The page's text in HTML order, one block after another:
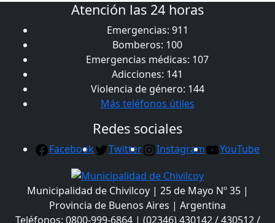
Atención las 24 horas
Emergencias: 911
Bomberos: 100
Emergencias médicas: 107
Adicciones: 141
Violencia de género: 144
Más teléfonos útiles
Redes sociales
Facebook Twitter Instagram YouTube
Municipalidad de Chivilcoy | 25 de Mayo Nº 35 |
Provincia de Buenos Aires | Argentina
Teléfonos: 0800-999-6864 | (02346) 430142 / 430512 /